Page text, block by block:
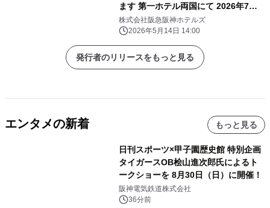
ます 第一ホテル両国にて 2026年7月
29日（水）
株式会社阪急阪神ホテルズ
2026年5月14日 14:00
発行者のリリースをもっと見る
エンタメの新着 もっと見る
日刊スポーツ×甲子園歴史館 特別企画
タイガースOB桧山進次郎氏によるト
ークショーを 8月30日（日）に開催！
阪神電気鉄道株式会社
36分前